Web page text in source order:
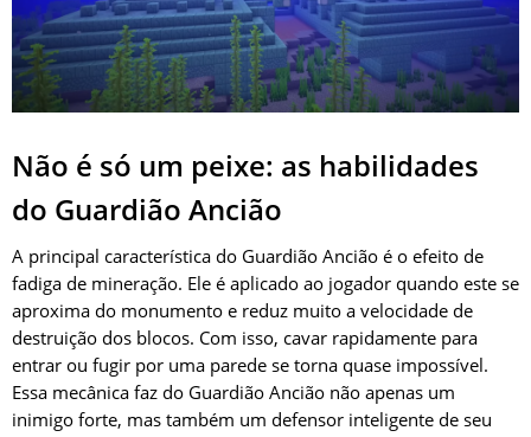
Não é só um peixe: as habilidades
do Guardião Ancião
A principal característica do Guardião Ancião é o efeito de
fadiga de mineração. Ele é aplicado ao jogador quando este se
aproxima do monumento e reduz muito a velocidade de
destruição dos blocos. Com isso, cavar rapidamente para
entrar ou fugir por uma parede se torna quase impossível.
Essa mecânica faz do Guardião Ancião não apenas um
inimigo forte, mas também um defensor inteligente de seu